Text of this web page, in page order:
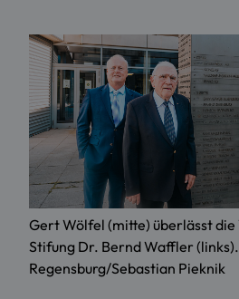
Gert Wölfel (mitte) überlässt
Stifung Dr. Bernd Waffler
Regensburg/Sebastian Pieknik